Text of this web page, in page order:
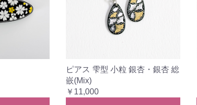
ピアス 雫型 小粒 銀杏・銀杏 総
嵌(Mix)
￥11,000